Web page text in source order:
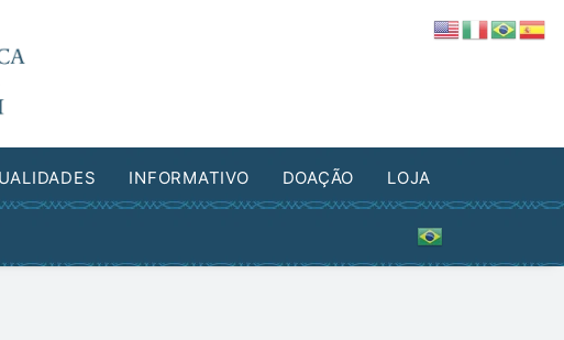
INFORMATIVO DOAÇÃO LOJA